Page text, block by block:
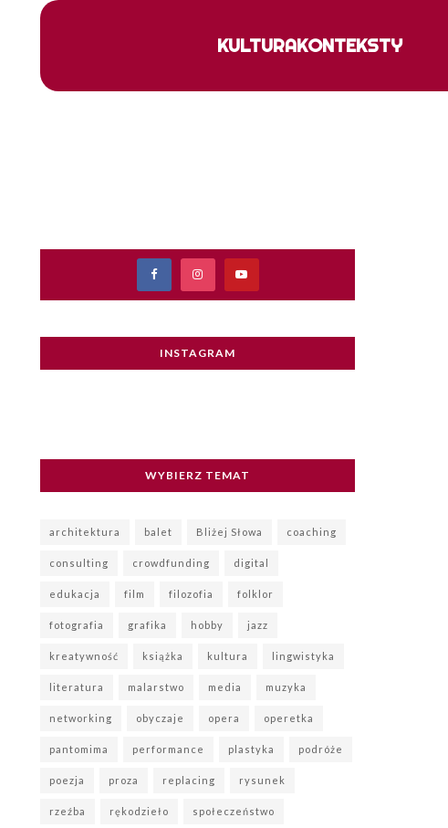
KULTURAKONTEKSTY
INSTAGRAM
WYBIERZ TEMAT
architektura balet Bliżej Słowa coaching
consulting crowdfunding digital
edukacja film filozofia folklor
fotografia grafika hobby jazz
kreatywność książka kultura lingwistyka
literatura malarstwo media muzyka
networking obyczaje opera operetka
pantomima performance plastyka podróże
poezja proza replacing rysunek
rzeźba rękodzieło społeczeństwo